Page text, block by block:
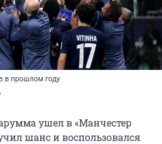
в прошлом году
ушел в «Манчестер
шанс и воспользовался